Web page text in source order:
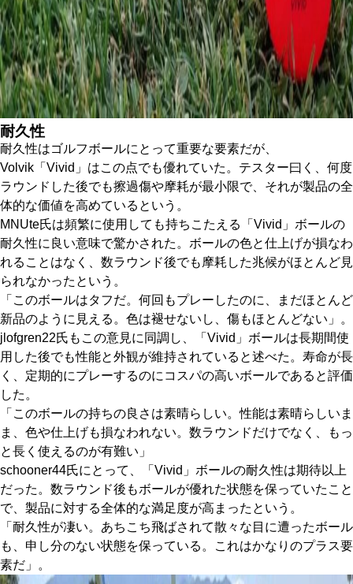
耐久性
耐久性はゴルフボールにとって重要な要素だが、
Volvik「Vivid」はこの点でも優れていた。テスター曰く、何度
ラウンドした後でも擦過傷や摩耗が最小限で、それが製品の全
体的な価値を高めているという。
MNUte氏は頻繁に使用しても持ちこたえる「Vivid」ボールの
耐久性に良い意味で驚かされた。ボールの色と仕上げが損なわ
れることはなく、数ラウンド後でも摩耗した兆候がほとんど見
られなかったという。
「このボールはタフだ。何回もプレーしたのに、まだほとんど
新品のように見える。色は褪せないし、傷もほとんどない」。
jlofgren22氏もこの意見に同調し、「Vivid」ボールは長期間使
用した後でも性能と外観が維持されていると述べた。寿命が長
く、定期的にプレーするのにコスパの高いボールであると評価
した。
「このボールの持ちの良さは素晴らしい。性能は素晴らしいま
ま、色や仕上げも損なわれない。数ラウンドだけでなく、もっ
と長く使えるのが有難い」
schooner44氏にとって、「Vivid」ボールの耐久性は期待以上
だった。数ラウンド後もボールが優れた状態を保っていたこと
で、製品に対する全体的な満足度が高まったという。
「耐久性が凄い。あちこち飛ばされて散々な目に遭ったボール
も、申し分のない状態を保っている。これはかなりのプラス要
素だ」。